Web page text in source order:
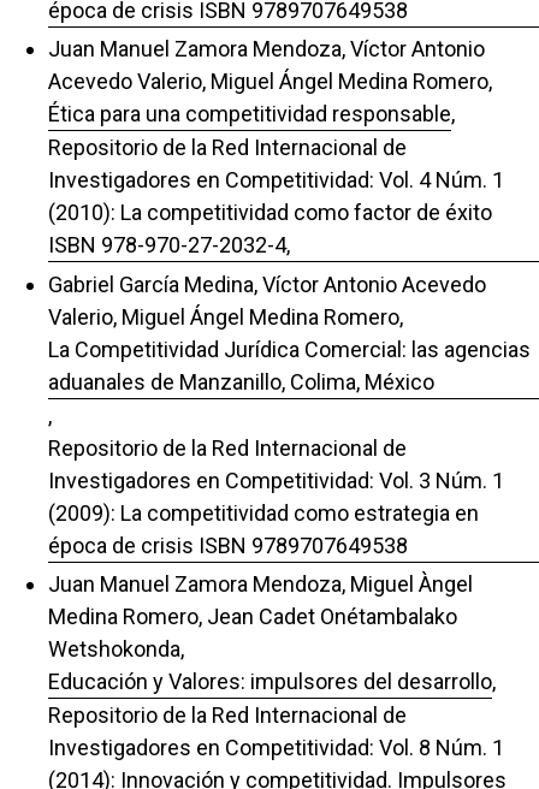
época de crisis ISBN 9789707649538
Juan Manuel Zamora Mendoza, Víctor Antonio
Acevedo Valerio, Miguel Ángel Medina Romero,
Ética para una competitividad responsable,
Repositorio de la Red Internacional de
Investigadores en Competitividad: Vol. 4 Núm. 1
(2010): La competitividad como factor de éxito
ISBN 978-970-27-2032-4,
Gabriel García Medina, Víctor Antonio Acevedo
Valerio, Miguel Ángel Medina Romero,
La Competitividad Jurídica Comercial: las agencias
aduanales de Manzanillo, Colima, México
,
Repositorio de la Red Internacional de
Investigadores en Competitividad: Vol. 3 Núm. 1
(2009): La competitividad como estrategia en
época de crisis ISBN 9789707649538
Juan Manuel Zamora Mendoza, Miguel Àngel
Medina Romero, Jean Cadet Onétambalako
Wetshokonda,
Educación y Valores: impulsores del desarrollo,
Repositorio de la Red Internacional de
Investigadores en Competitividad: Vol. 8 Núm. 1
(2014): Innovación y competitividad. Impulsores